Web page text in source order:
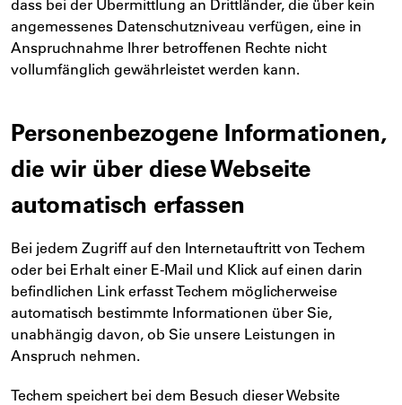
dass bei der Übermittlung an Drittländer, die über kein
angemessenes Datenschutzniveau verfügen, eine in
Anspruchnahme Ihrer betroffenen Rechte nicht
vollumfänglich gewährleistet werden kann.
Personenbezogene Informationen,
die wir über diese Webseite
automatisch erfassen
Bei jedem Zugriff auf den Internetauftritt von Techem
oder bei Erhalt einer E-Mail und Klick auf einen darin
befindlichen Link erfasst Techem möglicherweise
automatisch bestimmte Informationen über Sie,
unabhängig davon, ob Sie unsere Leistungen in
Anspruch nehmen.
Techem speichert bei dem Besuch dieser Website